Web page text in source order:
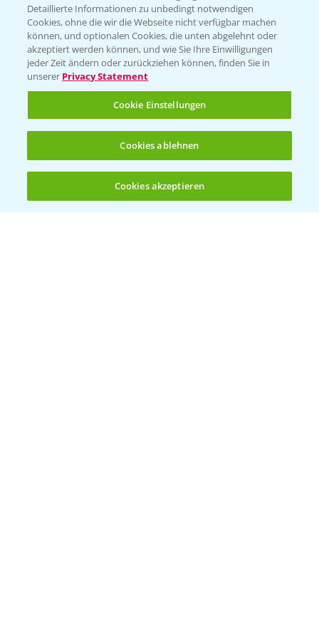
1:06
Rapsblütenbehandlung mit Propulse
16.04.2025
(noch 4)
Detaillierte Informationen zu unbedingt notwendigen
Cookies, ohne die wir die Webseite nicht verfügbar machen
können, und optionalen Cookies, die unten abgelehnt oder
akzeptiert werden können, und wie Sie Ihre Einwilligungen
jeder Zeit ändern oder zurückziehen können, finden Sie in
unserer Privacy Statement
Cookie Einstellungen
Cookies ablehnen
Cookies akzeptieren